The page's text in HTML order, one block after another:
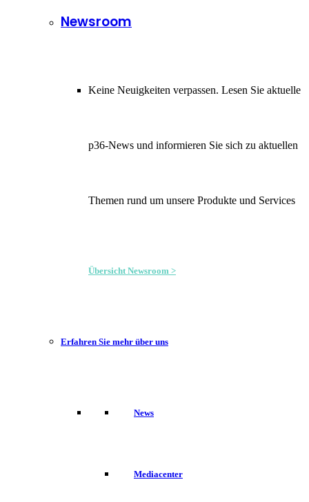
Newsroom
Keine Neuigkeiten verpassen. Lesen Sie aktuelle
p36-News und informieren Sie sich zu aktuellen
Themen rund um unsere Produkte und Services
Übersicht Newsroom >
Erfahren Sie mehr über uns
News
Mediacenter